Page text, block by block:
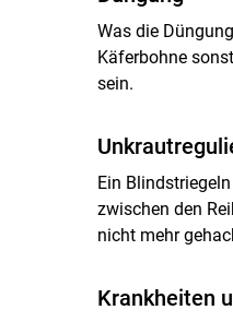
Was die
Käferbohne
sein.
Ein
zwischen den
nicht mehr
Krankheiten